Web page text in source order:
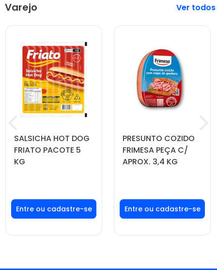
Varejo
SALSICHA HOT DOG
FRIATO PACOTE 5
KG
Faça seu login ou
cadastre-se para
ver preços e
PRESUNTO COZIDO
FRIMESA PEÇA C/
APROX. 3,4 KG
Faça seu login ou
cadastre-se para
ver preços e